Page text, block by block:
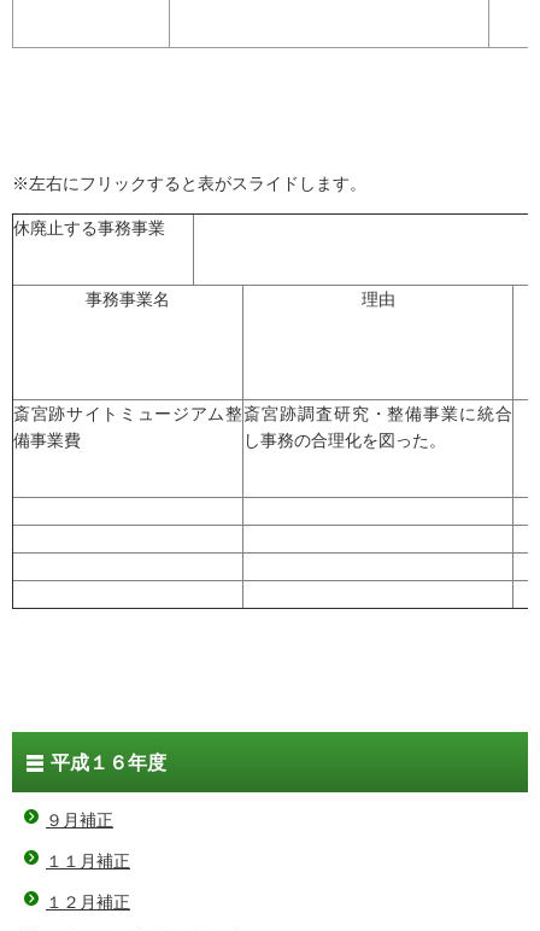
※左右にフリックすると表がスライドします。
休廃止する事務事業
事務事業名 理由
斎宮跡サイトミュージアム整
備事業費
斎宮跡調査研究・整備事業に統合
し事務の合理化を図った。
平成１６年度
９月補正
１１月補正
１２月補正